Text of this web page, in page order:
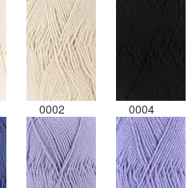
0002 0004